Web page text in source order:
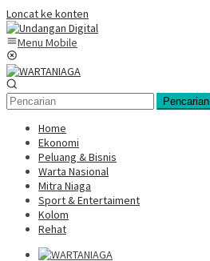
Loncat ke konten
Menu Mobile
Pencarian
Home
Ekonomi
Peluang & Bisnis
Warta Nasional
Mitra Niaga
Sport & Entertaiment
Kolom
Rehat